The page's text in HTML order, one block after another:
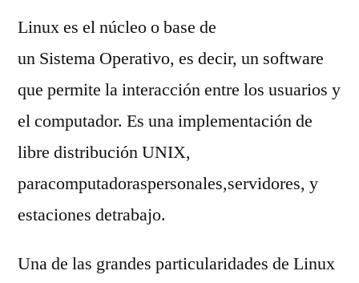
Linux es el núcleo o base de
un Sistema Operativo, es decir, un software
que permite la interacción entre los usuarios y
el computador. Es una implementación de
libre distribución UNIX,
paracomputadoraspersonales,servidores, y
estaciones detrabajo.
Una de las grandes particularidades de Linux